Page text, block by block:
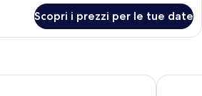
Scopri i prezzi per le tue date
Tower